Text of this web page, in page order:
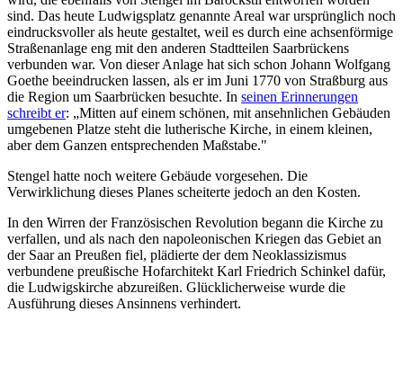
sind. Das heute Ludwigsplatz genannte Areal war ursprünglich noch
eindrucksvoller als heute gestaltet, weil es durch eine achsenförmige
Straßenanlage eng mit den anderen Stadtteilen Saarbrückens
verbunden war. Von dieser Anlage hat sich schon Johann Wolfgang
Goethe beeindrucken lassen, als er im Juni 1770 von Straßburg aus
die Region um Saarbrücken besuchte. In seinen Erinnerungen
schreibt er: „Mitten auf einem schönen, mit ansehnlichen Gebäuden
umgebenen Platze steht die lutherische Kirche, in einem kleinen,
aber dem Ganzen entsprechenden Maßstabe."
Stengel hatte noch weitere Gebäude vorgesehen. Die
Verwirklichung dieses Planes scheiterte jedoch an den Kosten.
In den Wirren der Französischen Revolution begann die Kirche zu
verfallen, und als nach den napoleonischen Kriegen das Gebiet an
der Saar an Preußen fiel, plädierte der dem Neoklassizismus
verbundene preußische Hofarchitekt Karl Friedrich Schinkel dafür,
die Ludwigskirche abzureißen. Glücklicherweise wurde die
Ausführung dieses Ansinnens verhindert.